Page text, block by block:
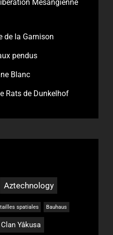
Mésangienne
de la Garnison
pendus
Blanc
Rats de Dunkelhof
Aztechnology
spatiales Bauhaus
Clan Yâkusa